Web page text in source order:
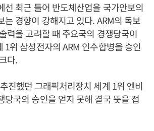
선 최근 들어 반도체산업을 국가안보의
는 경향이 강해지고 있다. ARM의 독보
력을 고려할 때 주요국의 경쟁당국이
1위 삼성전자의 ARM 인수합병을 승인
다.
진했던 그래픽처리장치 세계 1위 엔비
당국의 승인을 얻지 못해 결국 뜻을 접